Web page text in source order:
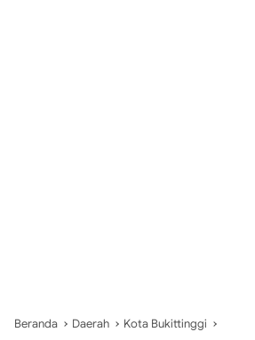
Beranda Daerah Kota Bukittinggi